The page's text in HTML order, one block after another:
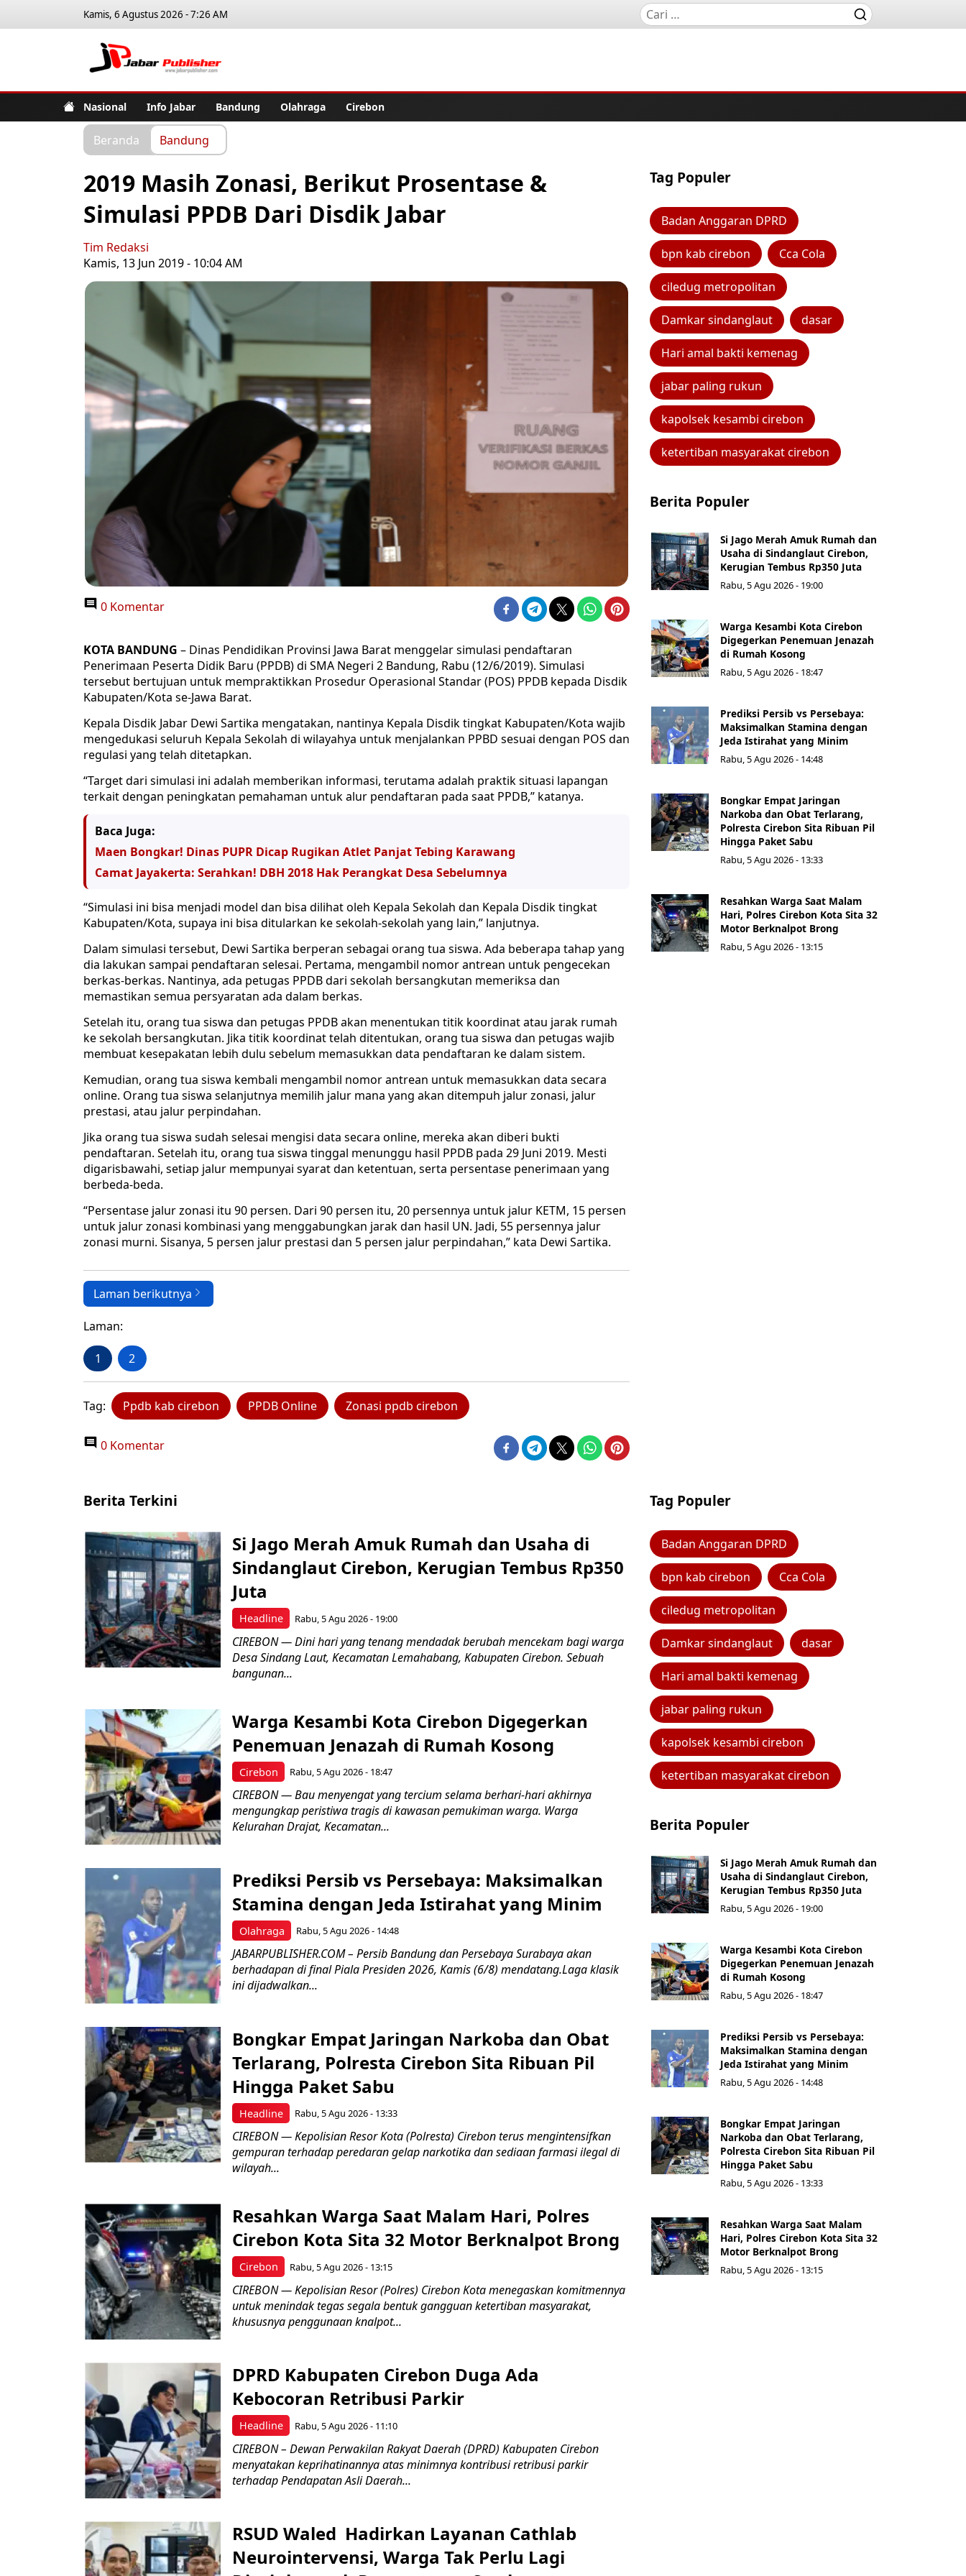
Kamis, 6 Agustus 2026 - 7:26 AM
Nasional Info Jabar Bandung Olahraga Cirebon
Beranda Bandung
2019 Masih Zonasi, Berikut Prosentase &
Simulasi PPDB Dari Disdik Jabar
Tim Redaksi
Kamis, 13 Jun 2019 - 10:04 AM
0 Komentar
KOTA BANDUNG – Dinas Pendidikan Provinsi Jawa Barat menggelar simulasi pendaftaran
Penerimaan Peserta Didik Baru (PPDB) di SMA Negeri 2 Bandung, Rabu (12/6/2019). Simulasi
tersebut bertujuan untuk mempraktikkan Prosedur Operasional Standar (POS) PPDB kepada Disdik
Kabupaten/Kota se-Jawa Barat.
Kepala Disdik Jabar Dewi Sartika mengatakan, nantinya Kepala Disdik tingkat Kabupaten/Kota wajib
mengedukasi seluruh Kepala Sekolah di wilayahya untuk menjalankan PPBD sesuai dengan POS dan
regulasi yang telah ditetapkan.
“Target dari simulasi ini adalah memberikan informasi, terutama adalah praktik situasi lapangan
terkait dengan peningkatan pemahaman untuk alur pendaftaran pada saat PPDB,” katanya.
Baca Juga:
Maen Bongkar! Dinas PUPR Dicap Rugikan Atlet Panjat Tebing Karawang
Camat Jayakerta: Serahkan! DBH 2018 Hak Perangkat Desa Sebelumnya
“Simulasi ini bisa menjadi model dan bisa dilihat oleh Kepala Sekolah dan Kepala Disdik tingkat
Kabupaten/Kota, supaya ini bisa ditularkan ke sekolah-sekolah yang lain,” lanjutnya.
Dalam simulasi tersebut, Dewi Sartika berperan sebagai orang tua siswa. Ada beberapa tahap yang
dia lakukan sampai pendaftaran selesai. Pertama, mengambil nomor antrean untuk pengecekan
berkas-berkas. Nantinya, ada petugas PPDB dari sekolah bersangkutan memeriksa dan
memastikan semua persyaratan ada dalam berkas.
Setelah itu, orang tua siswa dan petugas PPDB akan menentukan titik koordinat atau jarak rumah
ke sekolah bersangkutan. Jika titik koordinat telah ditentukan, orang tua siswa dan petugas wajib
membuat kesepakatan lebih dulu sebelum memasukkan data pendaftaran ke dalam sistem.
Kemudian, orang tua siswa kembali mengambil nomor antrean untuk memasukkan data secara
online. Orang tua siswa selanjutnya memilih jalur mana yang akan ditempuh jalur zonasi, jalur
prestasi, atau jalur perpindahan.
Jika orang tua siswa sudah selesai mengisi data secara online, mereka akan diberi bukti
pendaftaran. Setelah itu, orang tua siswa tinggal menunggu hasil PPDB pada 29 Juni 2019. Mesti
digarisbawahi, setiap jalur mempunyai syarat dan ketentuan, serta persentase penerimaan yang
berbeda-beda.
“Persentase jalur zonasi itu 90 persen. Dari 90 persen itu, 20 persennya untuk jalur KETM, 15 persen
untuk jalur zonasi kombinasi yang menggabungkan jarak dan hasil UN. Jadi, 55 persennya jalur
zonasi murni. Sisanya, 5 persen jalur prestasi dan 5 persen jalur perpindahan,” kata Dewi Sartika.
Laman berikutnya
Laman:
1 2
Tag: Ppdb kab cirebon PPDB Online Zonasi ppdb cirebon
0 Komentar
Tag Populer
Badan Anggaran DPRD
bpn kab cirebon Cca Cola
ciledug metropolitan
Damkar sindanglaut dasar
Hari amal bakti kemenag
jabar paling rukun
kapolsek kesambi cirebon
ketertiban masyarakat cirebon
Berita Populer
Si Jago Merah Amuk Rumah dan
Usaha di Sindanglaut Cirebon,
Kerugian Tembus Rp350 Juta
Rabu, 5 Agu 2026 - 19:00
Warga Kesambi Kota Cirebon
Digegerkan Penemuan Jenazah
di Rumah Kosong
Rabu, 5 Agu 2026 - 18:47
Prediksi Persib vs Persebaya:
Maksimalkan Stamina dengan
Jeda Istirahat yang Minim
Rabu, 5 Agu 2026 - 14:48
Bongkar Empat Jaringan
Narkoba dan Obat Terlarang,
Polresta Cirebon Sita Ribuan Pil
Hingga Paket Sabu
Rabu, 5 Agu 2026 - 13:33
Resahkan Warga Saat Malam
Hari, Polres Cirebon Kota Sita 32
Motor Berknalpot Brong
Rabu, 5 Agu 2026 - 13:15
Berita Terkini
Headline
Si Jago Merah Amuk Rumah dan Usaha di
Sindanglaut Cirebon, Kerugian Tembus Rp350
Juta
Rabu, 5 Agu 2026 - 19:00
CIREBON — Dini hari yang tenang mendadak berubah mencekam bagi warga
Desa Sindang Laut, Kecamatan Lemahabang, Kabupaten Cirebon. Sebuah
bangunan...
Cirebon
Warga Kesambi Kota Cirebon Digegerkan
Penemuan Jenazah di Rumah Kosong
Rabu, 5 Agu 2026 - 18:47
CIREBON — Bau menyengat yang tercium selama berhari-hari akhirnya
mengungkap peristiwa tragis di kawasan pemukiman warga. Warga
Kelurahan Drajat, Kecamatan...
Olahraga
Prediksi Persib vs Persebaya: Maksimalkan
Stamina dengan Jeda Istirahat yang Minim
Rabu, 5 Agu 2026 - 14:48
JABARPUBLISHER.COM – Persib Bandung dan Persebaya Surabaya akan
berhadapan di final Piala Presiden 2026, Kamis (6/8) mendatang.Laga klasik
ini dijadwalkan...
Headline
Bongkar Empat Jaringan Narkoba dan Obat
Terlarang, Polresta Cirebon Sita Ribuan Pil
Hingga Paket Sabu
Rabu, 5 Agu 2026 - 13:33
​CIREBON — Kepolisian Resor Kota (Polresta) Cirebon terus mengintensifkan
gempuran terhadap peredaran gelap narkotika dan sediaan farmasi ilegal di
wilayah...
Cirebon
Resahkan Warga Saat Malam Hari, Polres
Cirebon Kota Sita 32 Motor Berknalpot Brong
Rabu, 5 Agu 2026 - 13:15
CIREBON — Kepolisian Resor (Polres) Cirebon Kota menegaskan komitmennya
untuk menindak tegas segala bentuk gangguan ketertiban masyarakat,
khususnya penggunaan knalpot...
Headline
DPRD Kabupaten Cirebon Duga Ada
Kebocoran Retribusi Parkir
Rabu, 5 Agu 2026 - 11:10
CIREBON – Dewan Perwakilan Rakyat Daerah (DPRD) Kabupaten Cirebon
menyatakan keprihatinannya atas minimnya kontribusi retribusi parkir
terhadap Pendapatan Asli Daerah...
RSUD Waled Hadirkan Layanan Cathlab
Neurointervensi, Warga Tak Perlu Lagi
Tag Populer
Badan Anggaran DPRD
bpn kab cirebon Cca Cola
ciledug metropolitan
Damkar sindanglaut dasar
Hari amal bakti kemenag
jabar paling rukun
kapolsek kesambi cirebon
ketertiban masyarakat cirebon
Berita Populer
Si Jago Merah Amuk Rumah dan
Usaha di Sindanglaut Cirebon,
Kerugian Tembus Rp350 Juta
Rabu, 5 Agu 2026 - 19:00
Warga Kesambi Kota Cirebon
Digegerkan Penemuan Jenazah
di Rumah Kosong
Rabu, 5 Agu 2026 - 18:47
Prediksi Persib vs Persebaya:
Maksimalkan Stamina dengan
Jeda Istirahat yang Minim
Rabu, 5 Agu 2026 - 14:48
Bongkar Empat Jaringan
Narkoba dan Obat Terlarang,
Polresta Cirebon Sita Ribuan Pil
Hingga Paket Sabu
Rabu, 5 Agu 2026 - 13:33
Resahkan Warga Saat Malam
Hari, Polres Cirebon Kota Sita 32
Motor Berknalpot Brong
Rabu, 5 Agu 2026 - 13:15